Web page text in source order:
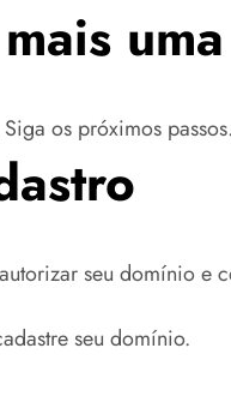
os próximos
seu domínio e
seu domínio.